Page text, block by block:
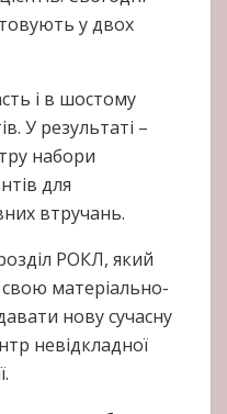
у двох
і в шостому
У результаті –
набори
для
втручань.
РОКЛ, який
матеріально-
нову сучасну
невідкладної